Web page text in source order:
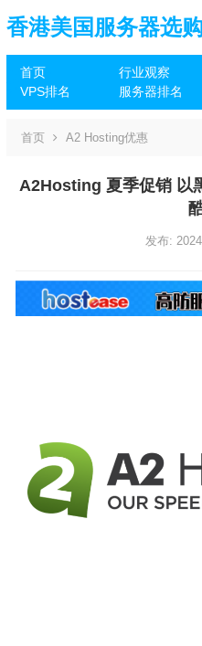
香港美国服务器选
推荐
首页 行业观察
VPS排名
服务器排名
首页 A2 Hosting优惠
A2Hosting 夏季促销 以
发布: